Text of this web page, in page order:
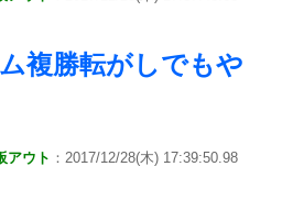
複勝転がしでもや
アウト ：2017/12/28(木) 17:39:50.98